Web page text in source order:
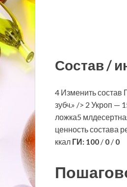
Состав /
4 Изменить состав
зубч.» /> 2 Укроп —
ложка5
ценность состава
ккал ГИ: 100 / 0 / 0